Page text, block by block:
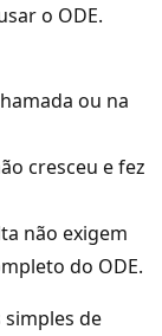
o ODE.
ou na
cresceu e fez
não exigem
do ODE.
de